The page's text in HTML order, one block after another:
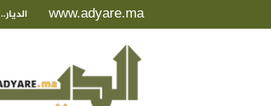
www.adyare.ma